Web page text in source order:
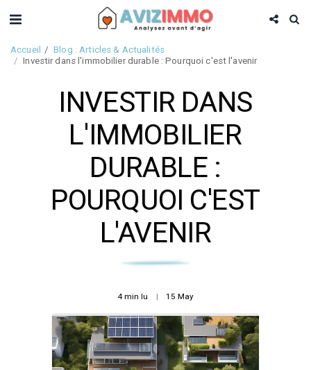
Accueil
Blog : Articles & Actualités
Investir dans l'immobilier durable : Pourquoi c'est l'avenir
INVESTIR DANS
L'IMMOBILIER
DURABLE :
POURQUOI C'EST
L'AVENIR
4 min lu 15May